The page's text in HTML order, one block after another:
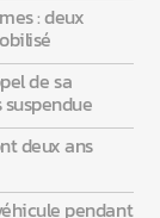
: deux
de sa
deux ans
pendant